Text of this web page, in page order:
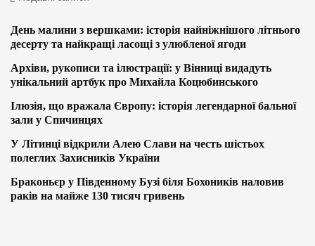
День малини з вершками: історія найніжнішого літнього
десерту та найкращі ласощі з улюбленої ягоди
Архіви, рукописи та ілюстрації: у Вінниці видадуть
унікальний артбук про Михайла Коцюбинського
Ілюзія, що вражала Європу: історія легендарної бальної
зали у Спичинцях
У Літинці відкрили Алею Слави на честь шістьох
полеглих Захисників України
Браконьєр у Південному Бузі біля Бохоників наловив
раків на майже 130 тисяч гривень